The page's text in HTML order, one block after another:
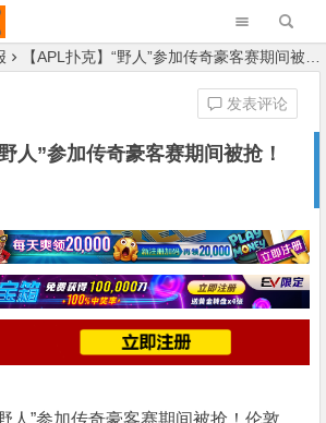
【APL扑克】“野人”参加传奇豪客赛期间被抢！伦敦好危险！
人”参加传奇豪客赛期间被抢！
发表评论
”参加传奇豪客赛期间被抢！伦敦